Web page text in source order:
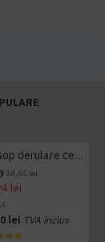
Prosop derulare centrala 1 pliu, 300 m Tork
34,65 lei
lei
lei TVA inclus